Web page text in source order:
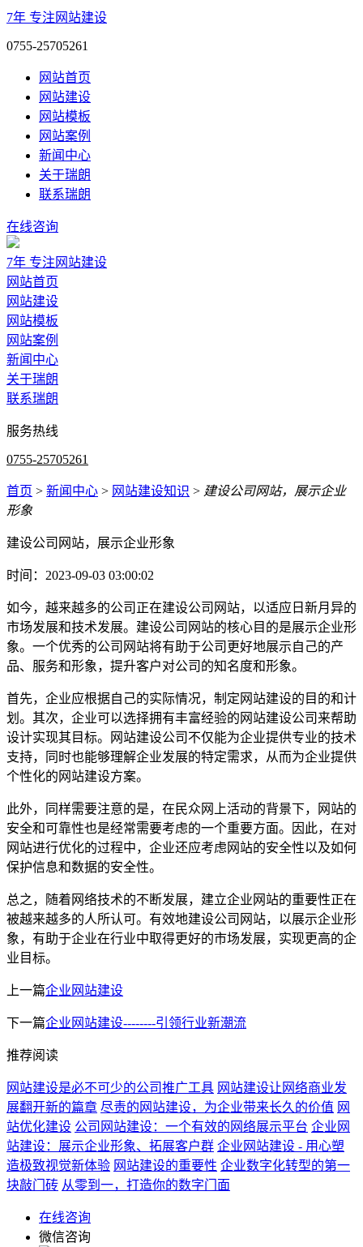
7年 专注网站建设
0755-25705261
网站首页
网站建设
网站模板
网站案例
新闻中心
关于瑞朗
联系瑞朗
在线咨询
7年 专注网站建设
网站首页
网站建设
网站模板
网站案例
新闻中心
关于瑞朗
联系瑞朗
服务热线
0755-25705261
首页 > 新闻中心 > 网站建设知识 > 建设公司网站，展示企业
形象
建设公司网站，展示企业形象
时间：2023-09-03 03:00:02
如今，越来越多的公司正在建设公司网站，以适应日新月异的
市场发展和技术发展。建设公司网站的核心目的是展示企业形
象。一个优秀的公司网站将有助于公司更好地展示自己的产
品、服务和形象，提升客户对公司的知名度和形象。
首先，企业应根据自己的实际情况，制定网站建设的目的和计
划。其次，企业可以选择拥有丰富经验的网站建设公司来帮助
设计实现其目标。网站建设公司不仅能为企业提供专业的技术
支持，同时也能够理解企业发展的特定需求，从而为企业提供
个性化的网站建设方案。
此外，同样需要注意的是，在民众网上活动的背景下，网站的
安全和可靠性也是经常需要考虑的一个重要方面。因此，在对
网站进行优化的过程中，企业还应考虑网站的安全性以及如何
保护信息和数据的安全性。
总之，随着网络技术的不断发展，建立企业网站的重要性正在
被越来越多的人所认可。有效地建设公司网站，以展示企业形
象，有助于企业在行业中取得更好的市场发展，实现更高的企
业目标。
上一篇企业网站建设
下一篇企业网站建设--------引领行业新潮流
推荐阅读
网站建设是必不可少的公司推广工具 网站建设让网络商业发
展翻开新的篇章 尽责的网站建设，为企业带来长久的价值 网
站优化建设 公司网站建设：一个有效的网络展示平台 企业网
站建设：展示企业形象、拓展客户群 企业网站建设 - 用心塑
造极致视觉新体验 网站建设的重要性 企业数字化转型的第一
块敲门砖 从零到一，打造你的数字门面
在线咨询
微信咨询